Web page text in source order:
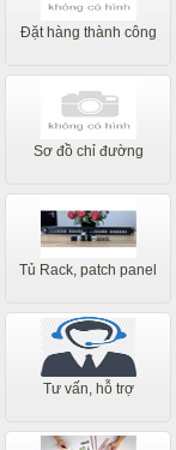
Đặt hàng thành công
Sơ đồ chỉ đường
Tủ Rack, patch panel
Tư vấn, hỗ trợ